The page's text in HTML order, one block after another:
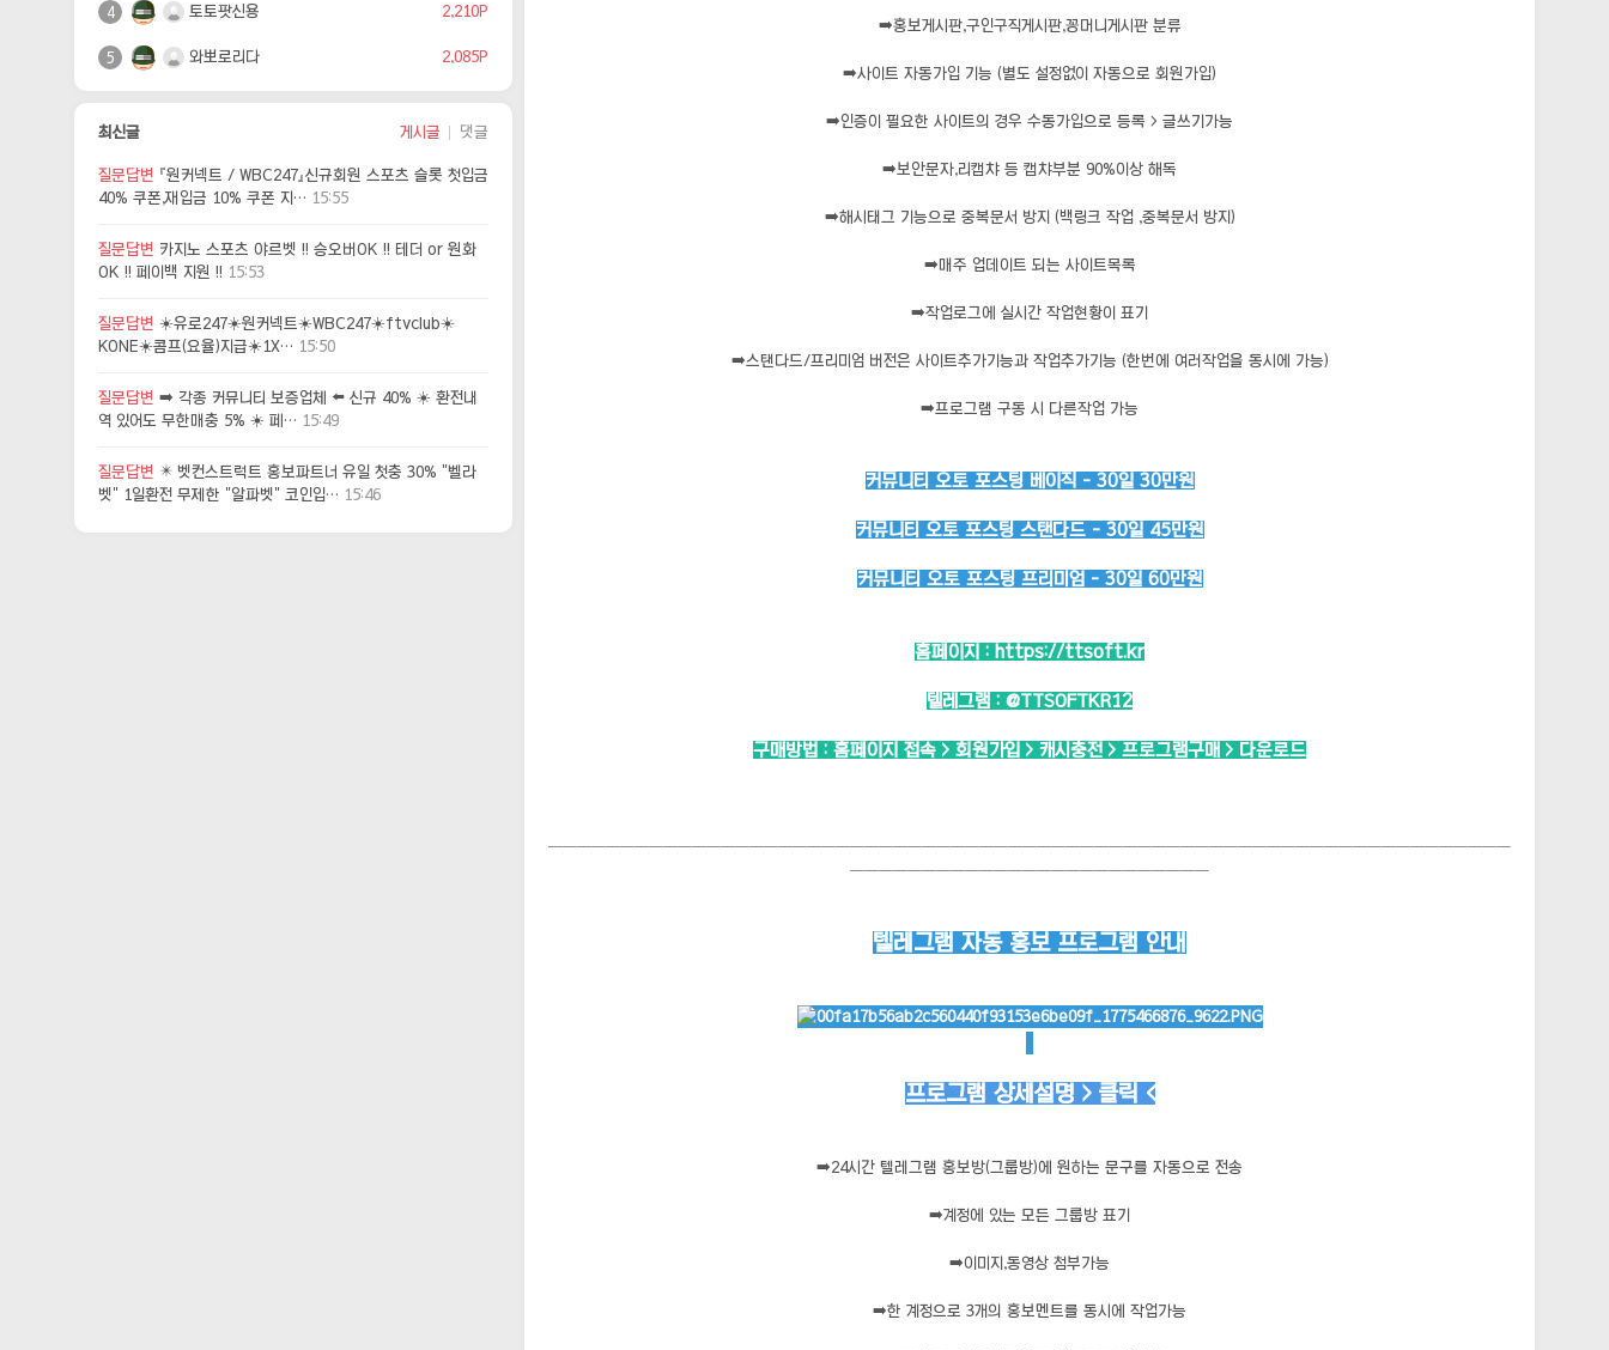
4 토토팟신용 2,210P
5 와뽀로리다 2,085P
최신글 게시글 댓글
질문답변 『원커넥트 / WBC247』신규회원 스포츠 슬롯 첫입금
40% 쿠폰,재입금 10% 쿠폰 지… 15:55
질문답변 카지노 스포츠 야르벳 !! 승오버OK !! 테더 or 원화
OK !! 페이백 지원 !! 15:53
질문답변 ☀️유로247☀️원커넥트☀️WBC247☀️ftvclub☀️
KONE☀️콤프(요율)지급☀️1X… 15:50
질문답변 ➡️ 각종 커뮤니티 보증업체 ⬅️ 신규 40% ☀️ 환전내
역 있어도 무한매충 5% ☀️ 페… 15:49
질문답변 ✴️ 벳컨스트럭트 홍보파트너 유일 첫충 30% "벨라
벳" 1일환전 무제한 "알파벳" 코인입… 15:46
➡️홍보게시판,구인구직게시판,꽁머니게시판 분류
➡️사이트 자동가입 기능 (별도 설정없이 자동으로 회원가입)
➡️인증이 필요한 사이트의 경우 수동가입으로 등록 > 글쓰기가능
➡️보안문자,리캡챠 등 캡챠부분 90%이상 해독
➡️해시태그 기능으로 중복문서 방지 (백링크 작업 ,중복문서 방지)
➡️ 매주 업데이트 되는 사이트목록
➡️작업로그에 실시간 작업현황이 표기
➡️스탠다드/프리미엄 버전은 사이트추가기능과 작업추가기능 (한번에 여러작업을 동시에 가능)
➡️프로그램 구동 시 다른작업 가능
커뮤니티 오토 포스팅 베이직 - 30일 30만원
커뮤니티 오토 포스팅 스탠다드 - 30일 45만원
커뮤니티 오토 포스팅 프리미엄 - 30일 60만원
홈페이지 : https://ttsoft.kr
텔레그램 : @TTSOFTKR12
구매방법 : 홈페이지 접속 > 회원가입 > 캐시충전 > 프로그램구매 > 다운로드
───────────────────────────────────────────────────────────────────
─────────────────────────
텔레그램 자동 홍보 프로그램 안내
프로그램 상세설명 > 클릭 <
➡️24시간 텔레그램 홍보방(그룹방)에 원하는 문구를 자동으로 전송
➡️계정에 있는 모든 그룹방 표기
➡️이미지,동영상 첨부가능
➡️한 계정으로 3개의 홍보멘트를 동시에 작업가능